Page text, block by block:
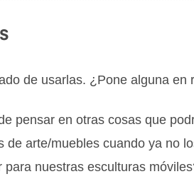
de usarlas. ¿Pone alguna en
pensar en otras cosas que
arte/muebles cuando ya no
nuestras esculturas